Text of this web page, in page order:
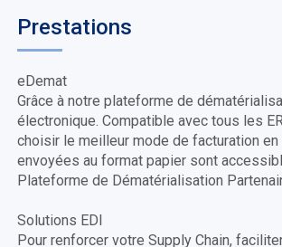
Prestations
eDemat
Grâce à notre plateforme de
électronique. Compatible avec tous les
choisir le meilleur mode de facturation
envoyées au format papier sont
Plateforme de Dématérialisation
Solutions EDI
Pour renforcer votre Supply Chain,